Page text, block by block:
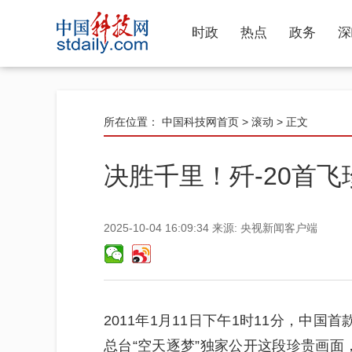
时政 热点 政务
所在位置： 中国科技网首页 > 滚动 > 正文
决胜千里！歼-20首
2025-10-04 16:09:34 来源: 央视新闻客户端
2011年1月11日下午1时11分，中国首
总台“空天逐梦”独家公开这段珍贵画